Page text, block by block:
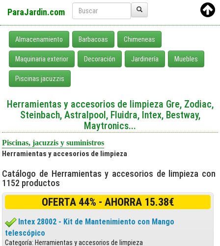
ParaJardin.com
Almacenamiento Barbacoas Chimeneas
Maquinaria exterior Decoración Jardinería Muebles
Piscinas jacuzzis
Herramientas y accesorios de limpieza Gre, Zodiac,
Steinbach, Astralpool, Fluidra, Intex, Bestway,
Maytronics...
Piscinas, jacuzzis y suministros
Herramientas y accesorios de limpieza
Catálogo de Herramientas y accesorios de limpieza con
1152 productos
OFERTA 44% - AHORRA 15.38€
Intex 28002 - Kit de Mantenimiento con Mango
telescópico
Categoría: Herramientas y accesorios de limpieza